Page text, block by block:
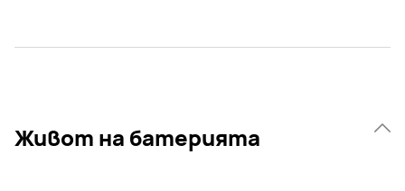
Живот на батерията